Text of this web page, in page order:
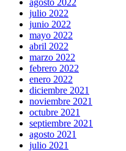
agosto 2022
julio 2022
junio 2022
mayo 2022
abril 2022
marzo 2022
febrero 2022
enero 2022
diciembre 2021
noviembre 2021
octubre 2021
septiembre 2021
agosto 2021
julio 2021